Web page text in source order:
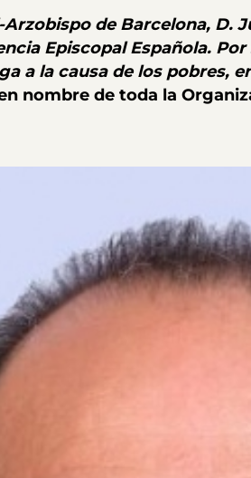
Arzobispo de Barcelona, D.
Episcopal Española.
a la causa de los pobres,
nombre de toda la